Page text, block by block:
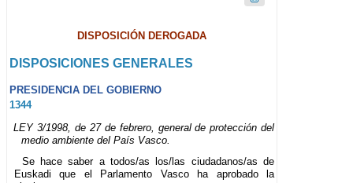
DISPOSICIÓN DEROGADA
DISPOSICIONES GENERALES
PRESIDENCIA DEL GOBIERNO
1344
LEY 3/1998, de 27 de febrero, general de protección del
medio ambiente del País Vasco.
Se hace saber a todos/as los/las ciudadanos/as de
Euskadi que el Parlamento Vasco ha aprobado la